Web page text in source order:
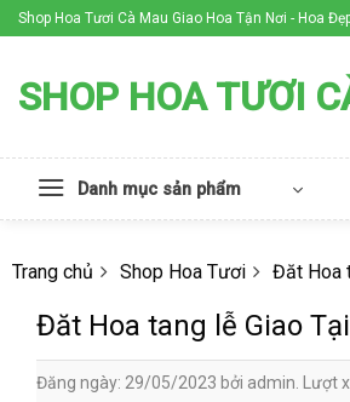
Skip
to
Shop Hoa Tươi Cà Mau Giao Hoa Tận Nơi - Hoa
SHOP HOA TƯƠI
Danh mục sản phẩm
Trang chủ Shop Hoa Tươi Đăt Hoa
Đăt Hoa tang lễ Giao
Đăng ngày: 29/05/2023 bởi admin. Lượt